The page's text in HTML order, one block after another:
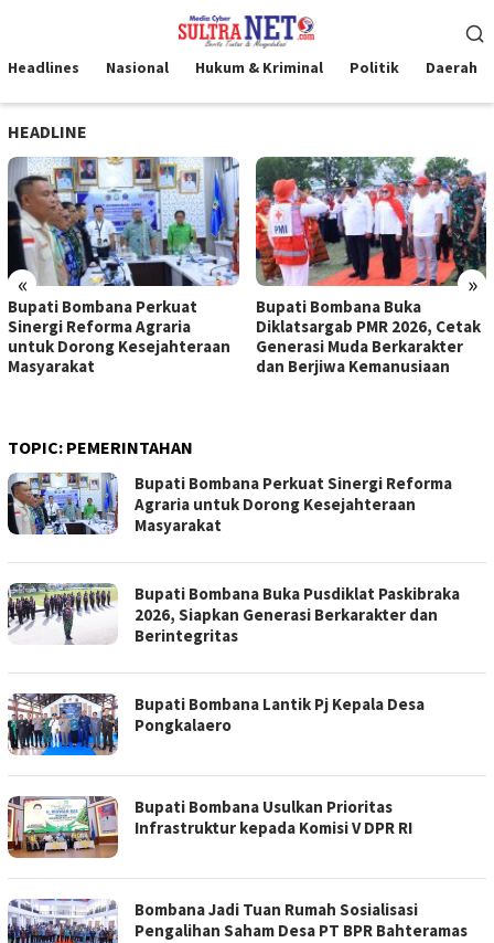
kontenMobile
Headlines Nasional Hukum & Kriminal Politik Daerah
HEADLINE
« »
Bupati Bombana Perkuat
Sinergi Reforma Agraria
untuk Dorong Kesejahteraan
Masyarakat
Bupati Bombana Buka
Diklatsargab PMR 2026, Cetak
Generasi Muda Berkarakter
dan Berjiwa Kemanusiaan
TOPIC: PEMERINTAHAN
Bupati Bombana Perkuat Sinergi Reforma
Agraria untuk Dorong Kesejahteraan
Masyarakat
Bupati Bombana Buka Pusdiklat Paskibraka
2026, Siapkan Generasi Berkarakter dan
Berintegritas
Bupati Bombana Lantik Pj Kepala Desa
Pongkalaero
Bupati Bombana Usulkan Prioritas
Infrastruktur kepada Komisi V DPR RI
Bombana Jadi Tuan Rumah Sosialisasi
Pengalihan Saham Desa PT BPR Bahteramas